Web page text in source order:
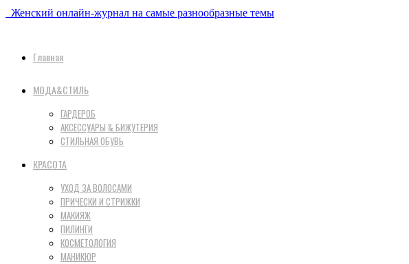
Женский онлайн-журнал на самые разнообразные темы
Главная
МОДА&СТИЛЬ
ГАРДЕРОБ
АКСЕССУАРЫ & БИЖУТЕРИЯ
СТИЛЬНАЯ ОБУВЬ
КРАСОТА
УХОД ЗА ВОЛОСАМИ
ПРИЧЕСКИ И СТРИЖКИ
МАКИЯЖ
ПИЛИНГИ
КОСМЕТОЛОГИЯ
МАНИКЮР